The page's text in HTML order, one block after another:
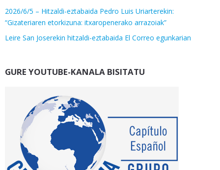
2026/6/5 – Hitzaldi-eztabaida Pedro Luis Uriarterekin:
“Gizateriaren etorkizuna: itxaropenerako arrazoiak”
Leire San Joserekin hitzaldi-eztabaida El Correo egunkarian
GURE YOUTUBE-KANALA BISITATU